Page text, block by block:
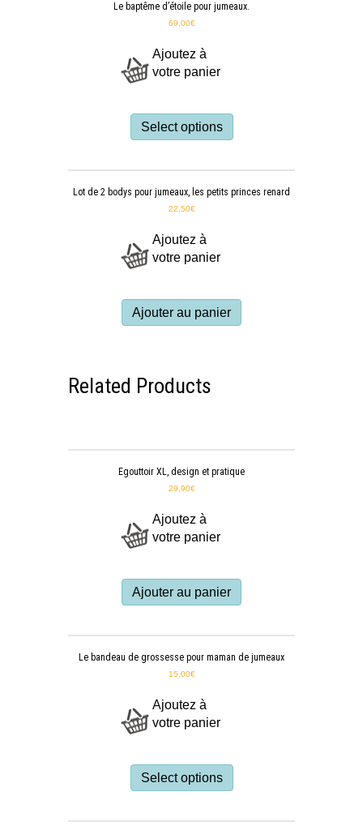
Le baptême d’étoile pour jumeaux.
69,00€
Ajoutez à
votre panier
Select options
Lot de 2 bodys pour jumeaux, les petits princes renard
22,50€
Ajoutez à
votre panier
Ajouter au panier
Related Products
Egouttoir XL, design et pratique
29,90€
Ajoutez à
votre panier
Ajouter au panier
Le bandeau de grossesse pour maman de jumeaux
15,00€
Ajoutez à
votre panier
Select options